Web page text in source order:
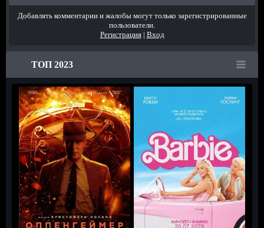
Добавлять комментарии и жалобы могут только зарегистрированные
пользователи.
Регистрация| Вход
ТОП 2023